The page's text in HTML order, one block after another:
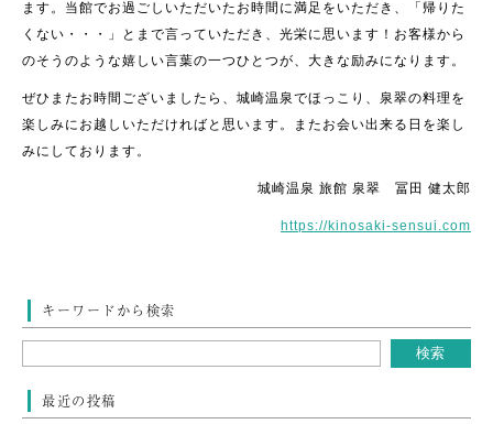
ます。当館でお過ごしいただいたお時間に満足をいただき、「帰りた
くない・・・」とまで言っていただき、光栄に思います！お客様から
のそうのような嬉しい言葉の一つひとつが、大きな励みになります。
ぜひまたお時間ございましたら、城崎温泉でほっこり、泉翠の料理を
楽しみにお越しいただければと思います。またお会い出来る日を楽し
みにしております。
城崎温泉 旅館 泉翠 冨田 健太郎
https://kinosaki-sensui.com
キーワードから検索
最近の投稿